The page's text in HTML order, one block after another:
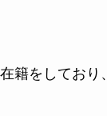
籍をしており